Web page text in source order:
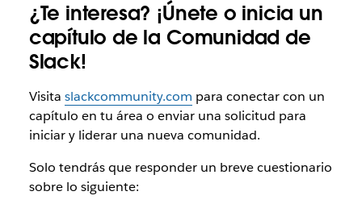
¿Te interesa? ¡Únete o inicia un
capítulo de la Comunidad de
Slack!
Visita slackcommunity.com para conectar con un
capítulo en tu área o enviar una solicitud para
iniciar y liderar una nueva comunidad.
Solo tendrás que responder un breve cuestionario
sobre lo siguiente: